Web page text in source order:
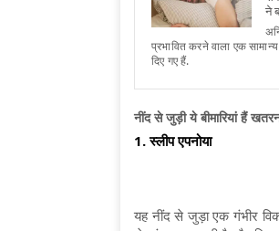
ने
प्रभावित करने वाला एक
दिए गए हैं.
नींद से जुड़ी ये बीमारियां हैं
1. स्लीप एपनोया
यह नींद से जुड़ा एक गंभीर